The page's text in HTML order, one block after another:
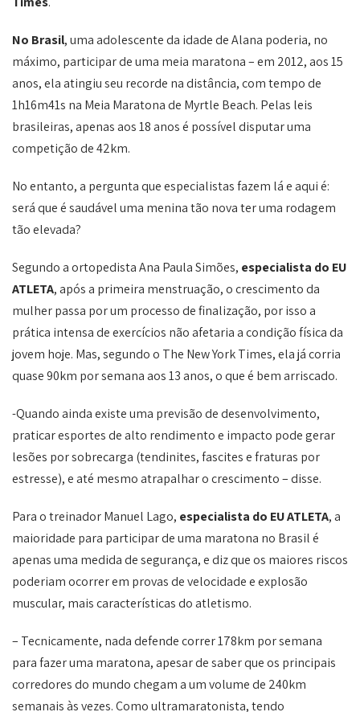
No Brasil, uma adolescente da idade de Alana poderia, no
máximo, participar de uma meia maratona – em 2012, aos 15
anos, ela atingiu seu recorde na distância, com tempo de
1h16m41s na Meia Maratona de Myrtle Beach. Pelas leis
brasileiras, apenas aos 18 anos é possível disputar uma
competição de 42km.
No entanto, a pergunta que especialistas fazem lá e aqui é:
será que é saudável uma menina tão nova ter uma rodagem
tão elevada?
Segundo a ortopedista Ana Paula Simões, especialista do EU
ATLETA, após a primeira menstruação, o crescimento da
mulher passa por um processo de finalização, por isso a
prática intensa de exercícios não afetaria a condição física da
jovem hoje. Mas, segundo o The New York Times, ela já corria
quase 90km por semana aos 13 anos, o que é bem arriscado.
-Quando ainda existe uma previsão de desenvolvimento,
praticar esportes de alto rendimento e impacto pode gerar
lesões por sobrecarga (tendinites, fascites e fraturas por
estresse), e até mesmo atrapalhar o crescimento – disse.
Para o treinador Manuel Lago, especialista do EU ATLETA, a
maioridade para participar de uma maratona no Brasil é
apenas uma medida de segurança, e diz que os maiores riscos
poderiam ocorrer em provas de velocidade e explosão
muscular, mais características do atletismo.
– Tecnicamente, nada defende correr 178km por semana
para fazer uma maratona, apesar de saber que os principais
corredores do mundo chegam a um volume de 240km
semanais às vezes. Como ultramaratonista, tendo